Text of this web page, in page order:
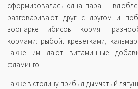
сформировалась одна пара —
разговаривают друг с другом и
зоопарке ибисов кормят
кормами: рыбой, креветками,
Также им дают витаминные
фламинго.
Также в столицу прибыл дымчатый